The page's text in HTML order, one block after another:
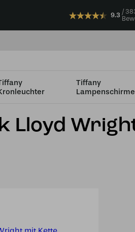
9.3
Tiffany
Lampenschirme
Deckenbalken
Lloyd